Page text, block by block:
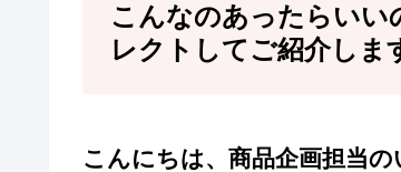
こんなのあったらいい
レクトしてご紹介しま
こんにちは、商品企画担当の